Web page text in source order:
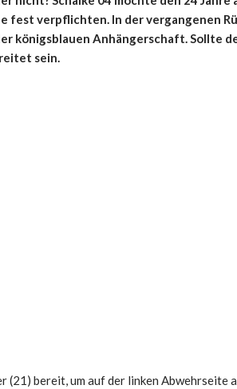
fest verpflichten. In der vergangenen
königsblauen Anhängerschaft. Sollte
sein.
(21) bereit, um auf der linken Abwehrseite